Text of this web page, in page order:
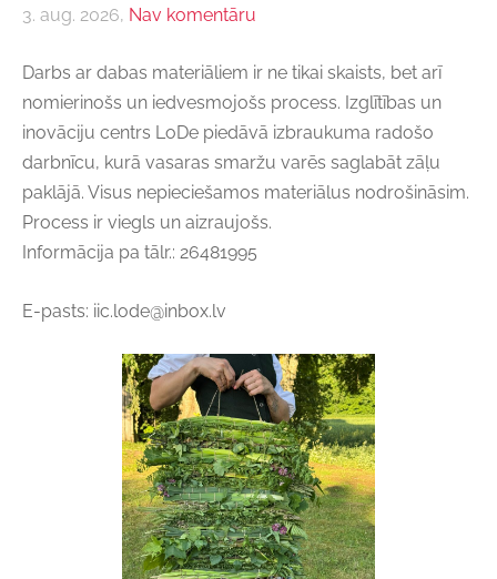
3. aug. 2026, Nav komentāru
Darbs ar dabas materiāliem ir ne tikai skaists, bet arī
nomierinošs un iedvesmojošs process. Izglītības un
inovāciju centrs LoDe piedāvā izbraukuma radošo
darbnīcu, kurā vasaras smaržu varēs saglabāt zāļu
paklājā. Visus nepieciešamos materiālus nodrošināsim.
Process ir viegls un aizraujošs.
Informācija pa tālr.: 26481995
E-pasts: iic.lode@inbox.lv